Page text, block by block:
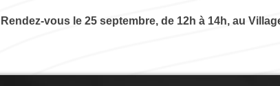
Rendez-vous le 25 septembre, de 12h à 14h, au